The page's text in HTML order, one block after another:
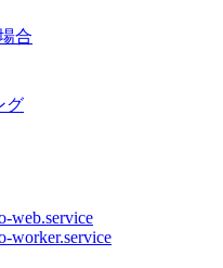
合
グ
web.service
worker.service